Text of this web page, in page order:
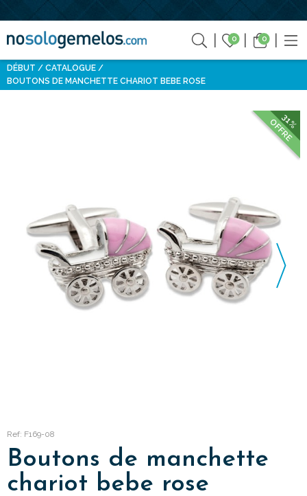
0 0
DÉBUT
CATALOGUE
BOUTONS DE MANCHETTE CHARIOT BEBE ROSE
31%
OFFRE
Ref: F169-08
Boutons de manchette
chariot bebe rose